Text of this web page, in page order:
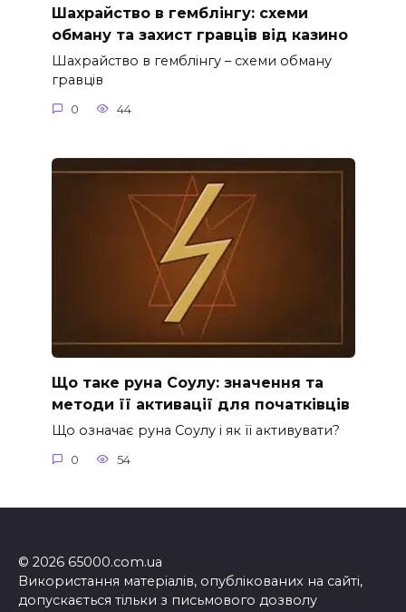
Шахрайство в гемблінгу: схеми
обману та захист гравців від казино
Шахрайство в гемблінгу – схеми обману
гравців
0 44
Що таке руна Соулу: значення та
методи її активації для початківців
Що означає руна Соулу і як її активувати?
0 54
© 2026 65000.com.ua
Використання матеріалів, опублікованих на сайті,
допускається тільки з письмового дозволу